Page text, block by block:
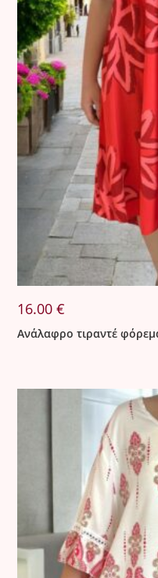
16.00€
Ανάλαφρο τιραντέ